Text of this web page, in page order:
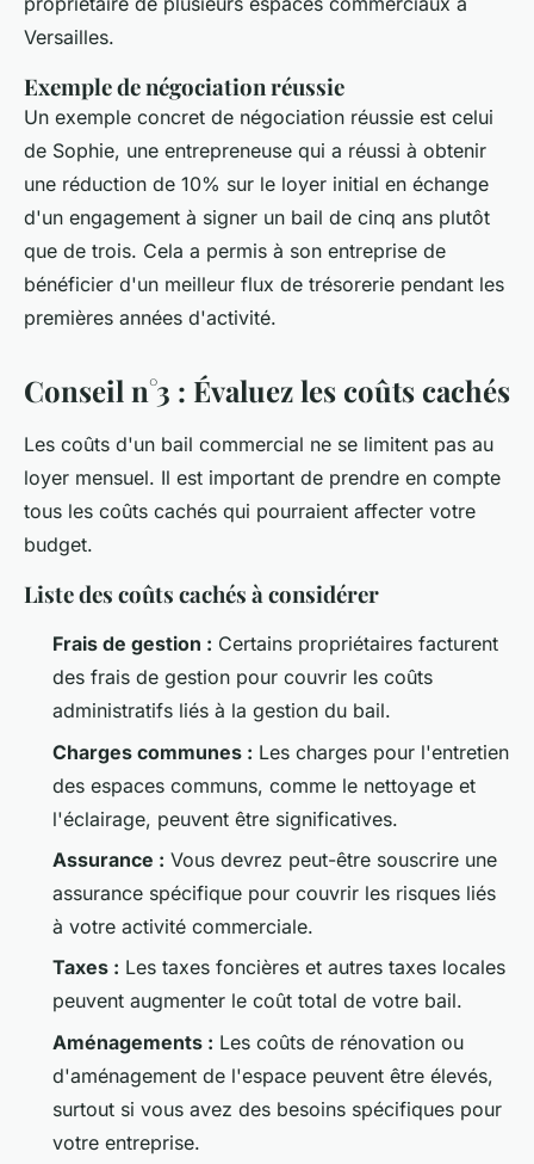
Versailles.
Exemple de négociation réussie
Un exemple concret de négociation réussie est celui
de Sophie, une entrepreneuse qui a réussi à obtenir
une réduction de 10% sur le loyer initial en échange
d'un engagement à signer un bail de cinq ans plutôt
que de trois. Cela a permis à son entreprise de
bénéficier d'un meilleur flux de trésorerie pendant les
premières années d'activité.
Conseil n°3 : Évaluez les coûts cachés
Les coûts d'un bail commercial ne se limitent pas au
loyer mensuel. Il est important de prendre en compte
tous les coûts cachés qui pourraient affecter votre
budget.
Liste des coûts cachés à considérer
Frais de gestion : Certains propriétaires facturent
des frais de gestion pour couvrir les coûts
administratifs liés à la gestion du bail.
Charges communes : Les charges pour l'entretien
des espaces communs, comme le nettoyage et
l'éclairage, peuvent être significatives.
Assurance : Vous devrez peut-être souscrire une
assurance spécifique pour couvrir les risques liés
à votre activité commerciale.
Taxes : Les taxes foncières et autres taxes locales
peuvent augmenter le coût total de votre bail.
Aménagements : Les coûts de rénovation ou
d'aménagement de l'espace peuvent être élevés,
surtout si vous avez des besoins spécifiques pour
votre entreprise.